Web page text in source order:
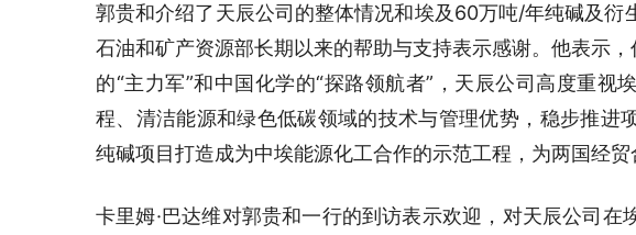
郭贵和介绍了天辰公司的整体情况和埃及60万吨/年纯碱及衍
石油和矿产资源部长期以来的帮助与支持表示感谢。他表示
的“主力军”和中国化学的“探路领航者”，天辰公司高度重视
程、清洁能源和绿色低碳领域的技术与管理优势，稳步推进
纯碱项目打造成为中埃能源化工合作的示范工程，为两国经贸
卡里姆·巴达维对郭贵和一行的到访表示欢迎，对天辰公司在